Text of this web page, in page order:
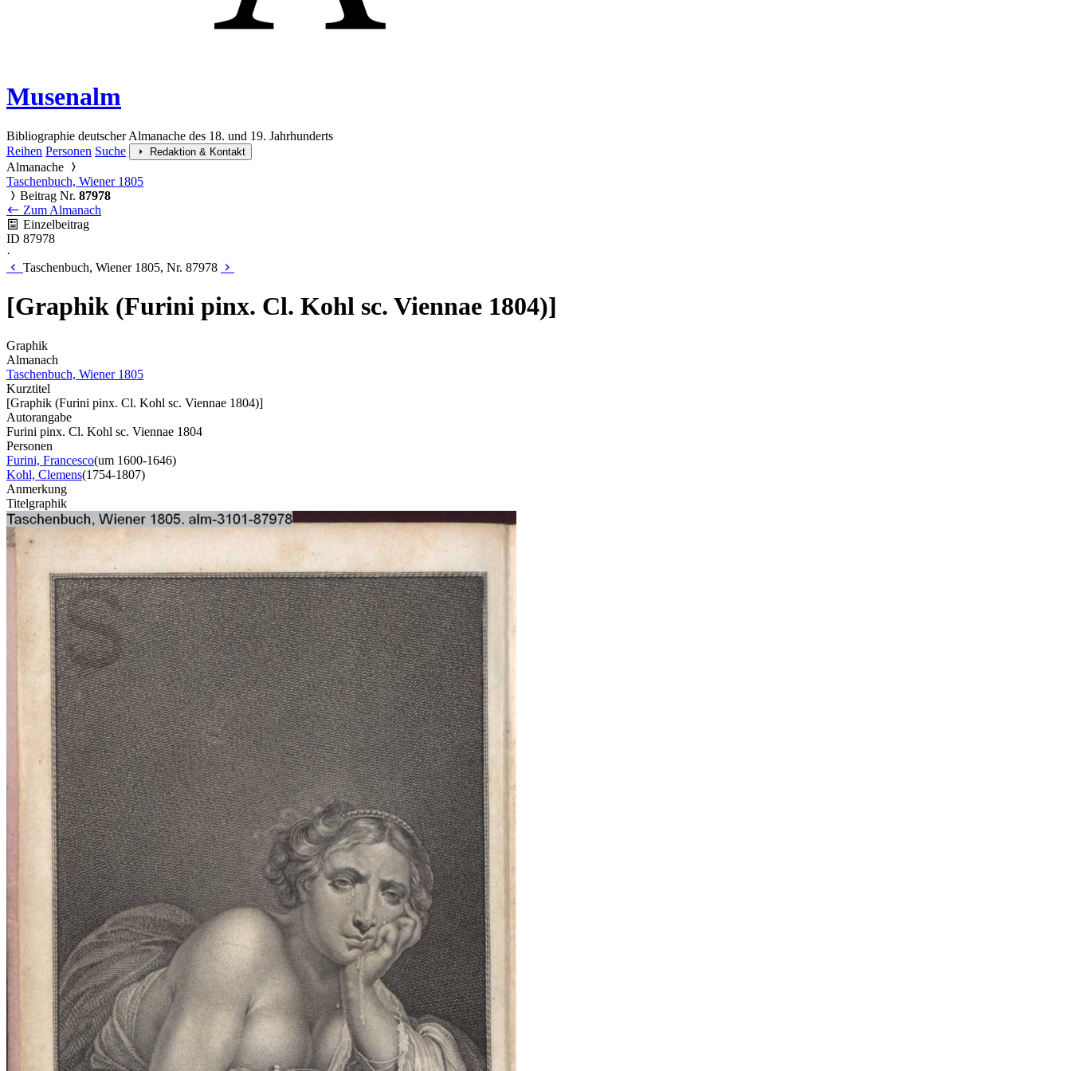
Musenalm
Bibliographie deutscher Almanache des 18. und 19. Jahrhunderts
Reihen Personen Suche Redaktion & Kontakt
Almanache
Taschenbuch, Wiener 1805
Beitrag Nr. 87978
Zum Almanach
Einzelbeitrag
ID 87978
·
Taschenbuch, Wiener 1805, Nr. 87978
[Graphik (Furini pinx. Cl. Kohl sc. Viennae 1804)]
Graphik
Almanach
Taschenbuch, Wiener 1805
Kurztitel
[Graphik (Furini pinx. Cl. Kohl sc. Viennae 1804)]
Autorangabe
Furini pinx. Cl. Kohl sc. Viennae 1804
Personen
Furini, Francesco(um 1600-1646)
Kohl, Clemens(1754-1807)
Anmerkung
Titelgraphik